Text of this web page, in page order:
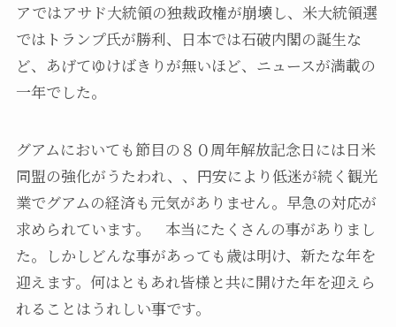
アではアサド大統領の独裁政権が崩壊し、米大統領選
ではトランプ氏が勝利、日本では石破内閣の誕生な
ど、あげてゆけばきりが無いほど、ニュースが満載の
一年でした。
グアムにおいても節目の８０周年解放記念日には日米
同盟の強化がうたわれ、、円安により低迷が続く観光
業でグアムの経済も元気がありません。早急の対応が
求められています。 本当にたくさんの事がありまし
た。しかしどんな事があっても歳は明け、新たな年を
迎えます。何はともあれ皆様と共に開けた年を迎えら
れることはうれしい事です。